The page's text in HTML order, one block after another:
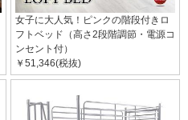
女子に大人気！ピンクの階段付きロ
フトベッド（高さ2段階調節・電源コ
ンセント付）
￥51,346(税抜)